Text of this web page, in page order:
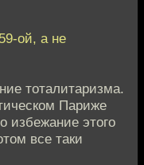
ой, а не
тоталитаризма.
Париже
избежание этого
все таки